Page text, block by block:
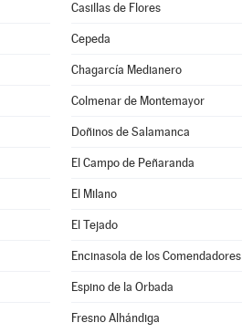
Casillas de Flores
Cepeda
Chagarcía Medianero
Colmenar de Montemayor
Doñinos de Salamanca
El Campo de Peñaranda
El Milano
El Tejado
Encinasola de los Comendadores
Espino de la Orbada
Fresno Alhándiga